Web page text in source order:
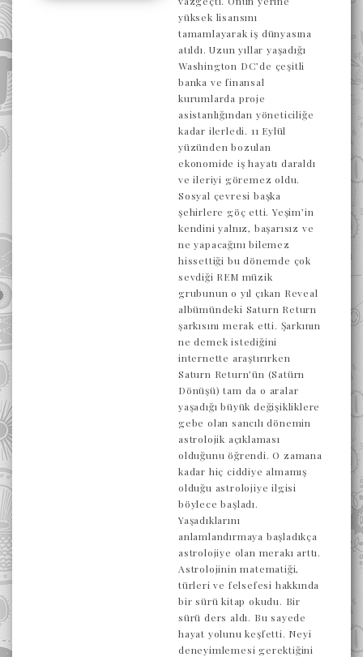
yüksek lisansını
tamamlayarak iş dünyasına
atıldı. Uzun yıllar yaşadığı
Washington DC’de çeşitli
banka ve finansal
kurumlarda proje
asistanlığından yöneticiliğe
kadar ilerledi. 11 Eylül
yüzünden bozulan
ekonomide iş hayatı daraldı
ve ileriyi göremez oldu.
Sosyal çevresi başka
şehirlere göç etti. Yeşim’in
kendini yalnız, başarısız ve
ne yapacağını bilemez
hissettiği bu dönemde çok
sevdiği REM müzik
grubunun o yıl çıkan Reveal
albümündeki Saturn Return
şarkısını merak etti. Şarkının
ne demek istediğini
internette araştırırken
Saturn Return’ün (Satürn
Dönüşü) tam da o aralar
yaşadığı büyük değişikliklere
gebe olan sancılı dönemin
astrolojik açıklaması
olduğunu öğrendi. O zamana
kadar hiç ciddiye almamış
olduğu astrolojiye ilgisi
böylece başladı.
Yaşadıklarını
anlamlandırmaya başladıkça
astrolojiye olan merakı arttı.
Astrolojinin matematiği,
türleri ve felsefesi hakkında
bir sürü kitap okudu. Bir
sürü ders aldı. Bu sayede
hayat yolunu keşfetti. Neyi
deneyimlemesi gerektiğini